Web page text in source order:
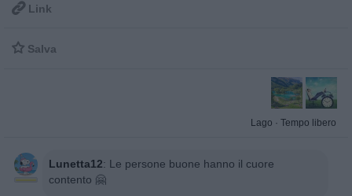
 Link
 Salva
Lago · Tempo libero
Lunetta12: Le persone buone hanno il cuore
contento 🤗